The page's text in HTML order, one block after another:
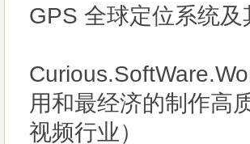
GPS 全球定位系统及
用和最经济的制作高
视频行业）